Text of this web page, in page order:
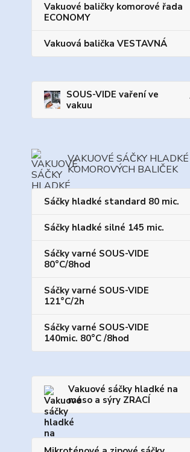
Vakuové baličky komorové řada
ECONOMY
Vakuová balička VESTAVNÁ
SOUS-VIDE vaření ve
vakuu
VAKUOVÉ SÁČKY
KOMOROVÝCH BALIČEK
Sáčky hladké standard 80 mic.
Sáčky hladké silné 145 mic.
Sáčky varné SOUS-VIDE
80°C/8hod
Sáčky varné SOUS-VIDE
121°C/2h
Sáčky varné SOUS-VIDE
140mic. 80°C /8hod
Vakuové sáčky hladké na
maso a sýry ZRACÍ